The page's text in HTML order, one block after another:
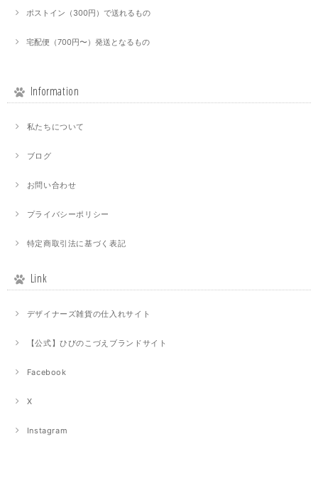
ポストイン（300円）で送れるもの
宅配便（700円〜）発送となるもの
Information
私たちについて
ブログ
お問い合わせ
プライバシーポリシー
特定商取引法に基づく表記
Link
デザイナーズ雑貨の仕入れサイト
【公式】ひびのこづえブランドサイト
Facebook
X
Instagram